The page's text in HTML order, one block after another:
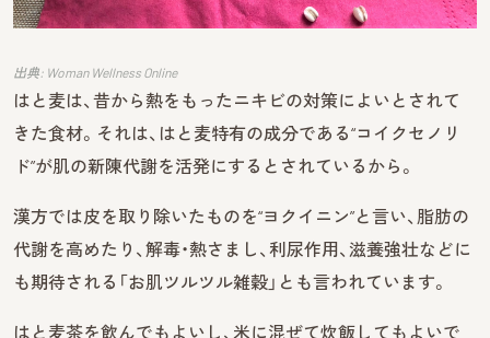
出典: Woman Wellness Online
はと麦は、昔から熱をもったニキビの対策によいとされて
きた食材。それは、はと麦特有の成分である“コイクセノリ
ド”が肌の新陳代謝を活発にするとされているから。
漢方では皮を取り除いたものを“ヨクイニン”と言い、脂肪の
代謝を高めたり、解毒・熱さまし、利尿作用、滋養強壮などに
も期待される「お肌ツルツル雑穀」とも言われています。
はと麦茶を飲んでもよいし、米に混ぜて炊飯してもよいで